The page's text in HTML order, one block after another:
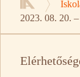
Kezdőlap
2023. 08. 20.